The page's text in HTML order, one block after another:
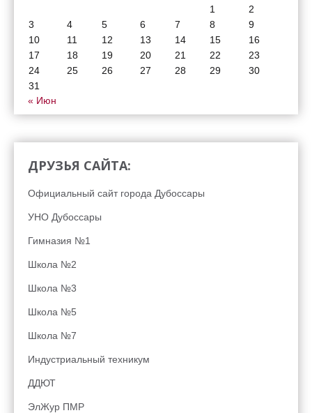
1
2
3
4 5 6 7 8
9
10
11 12 13 14 15
16
17
18 19 20 21 22
23
24
25 26 27 28 29
30
31
« Июн
ДРУЗЬЯ САЙТА:
Официальный сайт города Дубоссары
УНО Дубоссары
Гимназия №1
Школа №2
Школа №3
Школа №5
Школа №7
Индустриальный техникум
ДДЮТ
ЭлЖур ПМР